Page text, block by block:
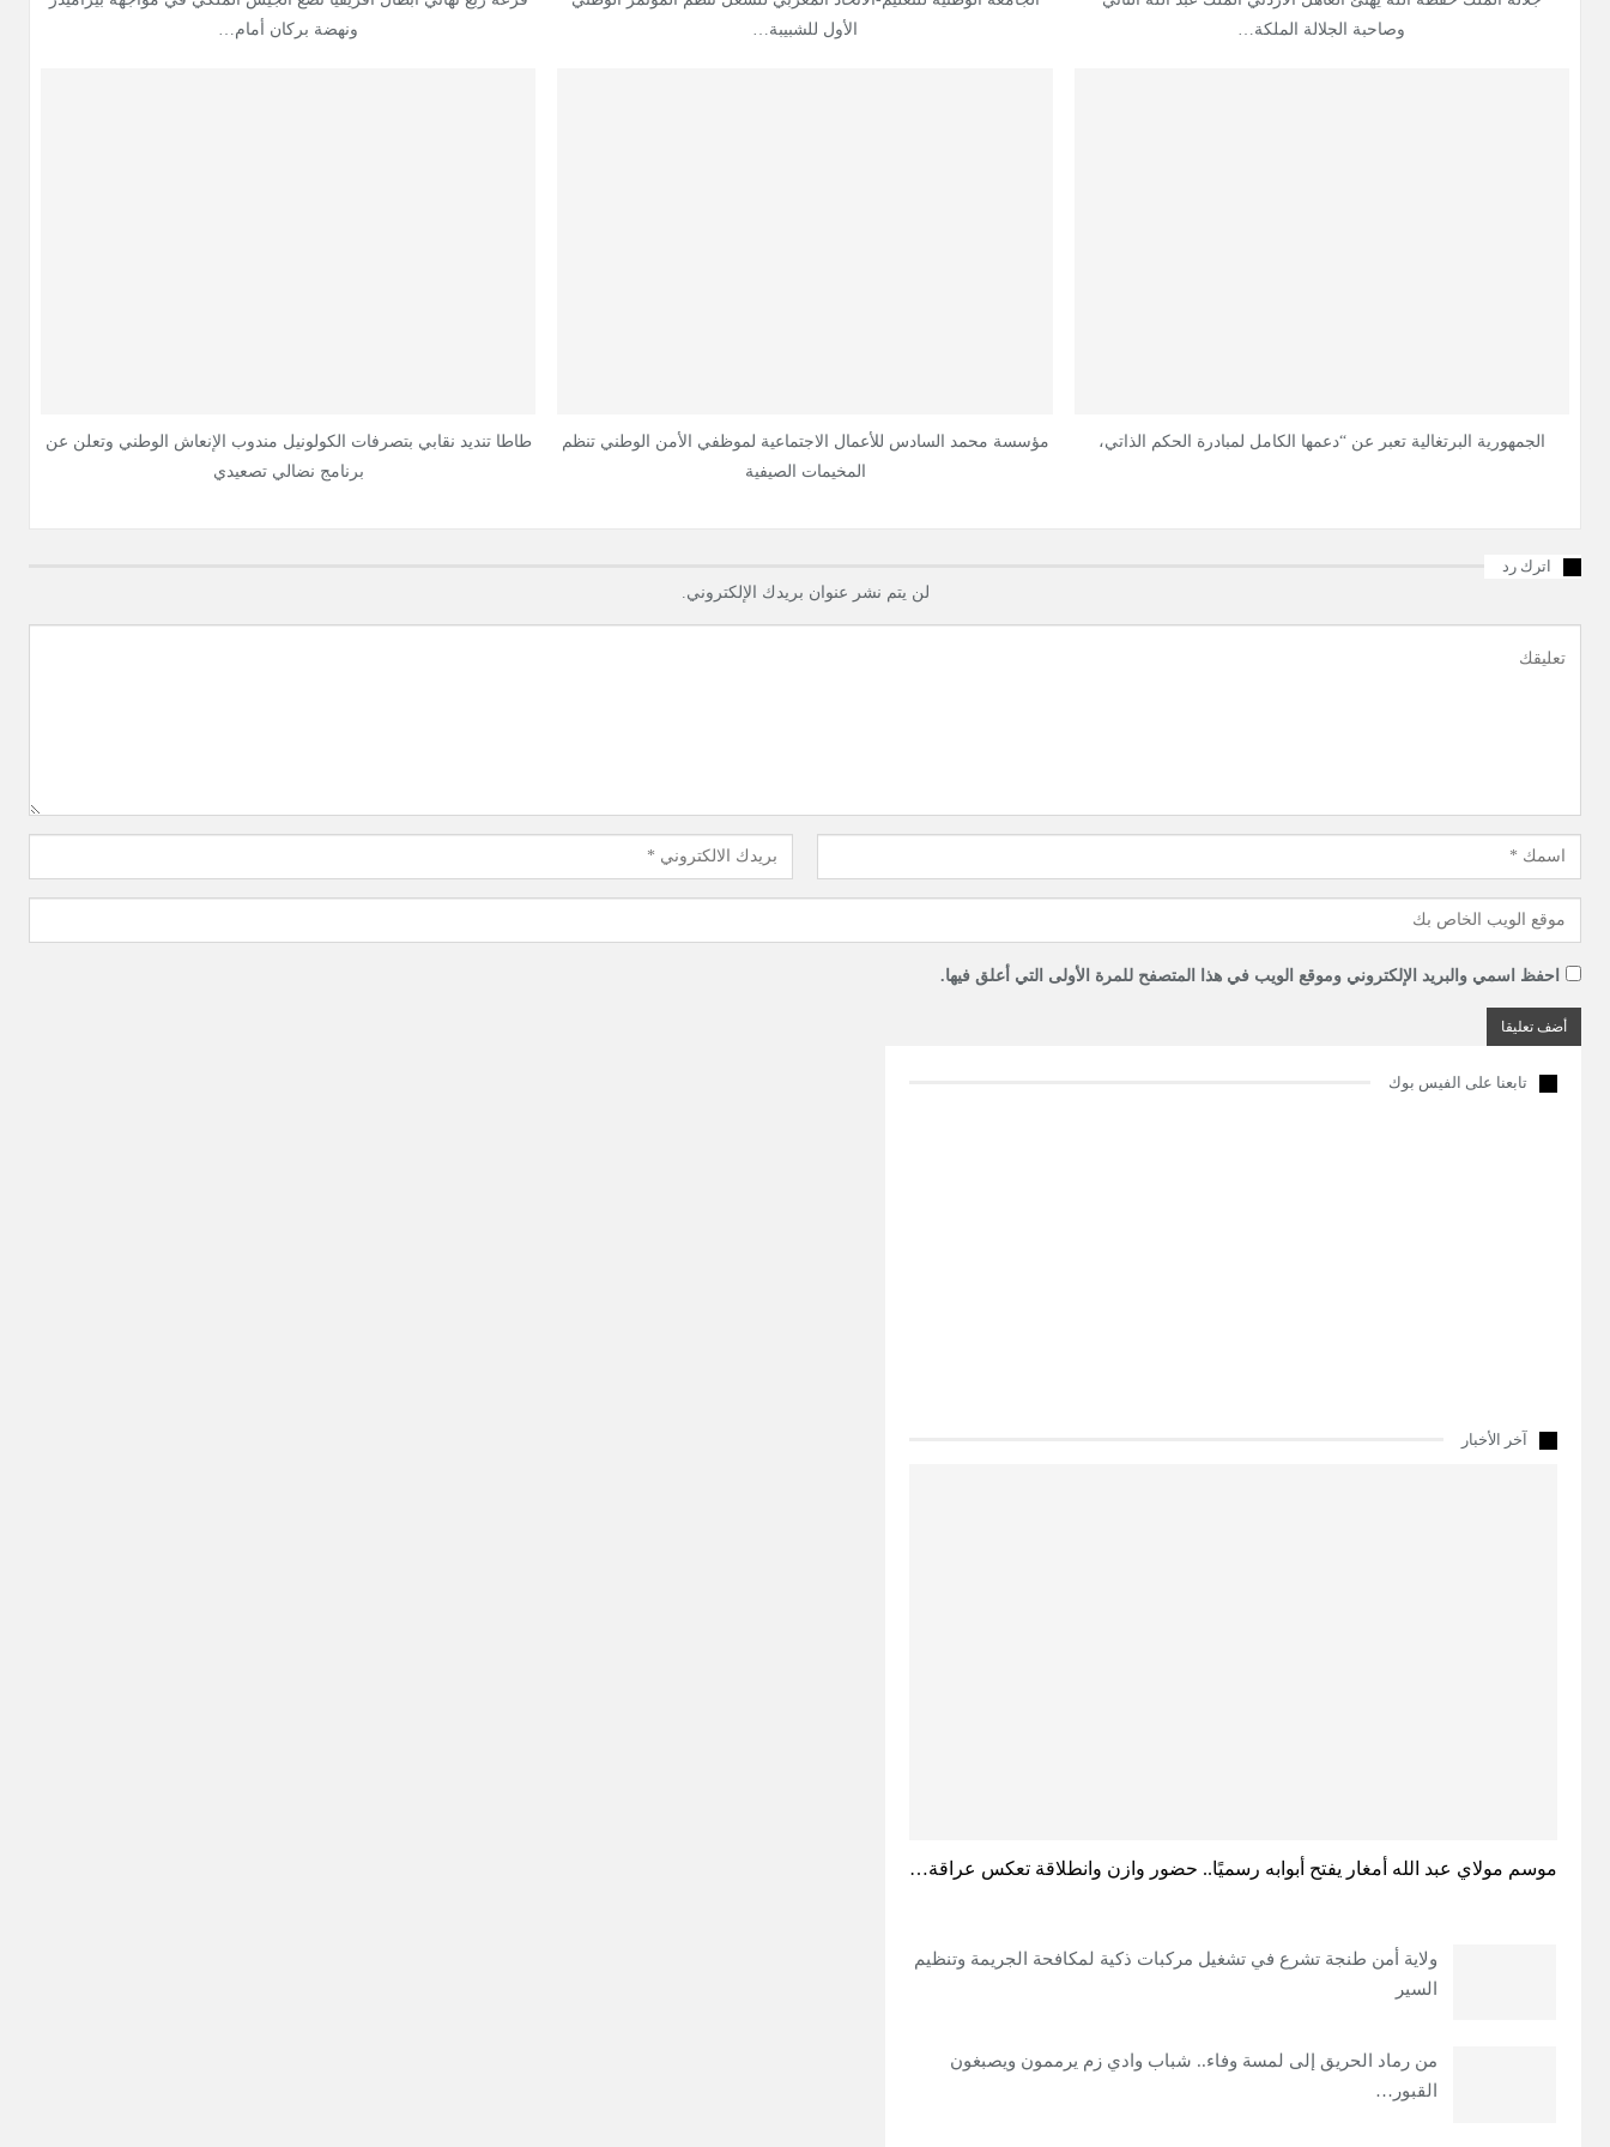
وصاحبة الجلالة الملكة…
الأول للشبيبة…
ونهضة بركان أمام…
الجمهورية البرتغالية تعبر عن “دعمها الكامل لمبادرة الحكم الذاتي،
مؤسسة محمد السادس للأعمال الاجتماعية لموظفي الأمن الوطني تنظم
المخيمات الصيفية
طاطا تنديد نقابي بتصرفات الكولونيل مندوب الإنعاش الوطني وتعلن عن
برنامج نضالي تصعيدي
اترك رد
لن يتم نشر عنوان بريدك الإلكتروني.
احفظ اسمي والبريد الإلكتروني وموقع الويب في هذا المتصفح للمرة الأولى التي أعلق فيها.
تابعنا على الفيس بوك
آخر الأخبار
موسم مولاي عبد الله أمغار يفتح أبوابه رسميًا.. حضور وازن وانطلاقة تعكس عراقة…
ولاية أمن طنجة تشرع في تشغيل مركبات ذكية لمكافحة الجريمة وتنظيم
السير
من رماد الحريق إلى لمسة وفاء.. شباب وادي زم يرممون ويصبغون
القبور…